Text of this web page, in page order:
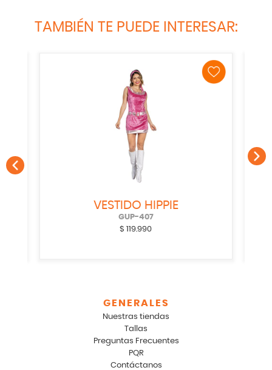
TAMBIÉN TE PUEDE INTERESAR:
VESTIDO HIPPIE
GUP-407
$ 119.990
GENERALES
Nuestras tiendas
Tallas
Preguntas Frecuentes
PQR
Contáctanos